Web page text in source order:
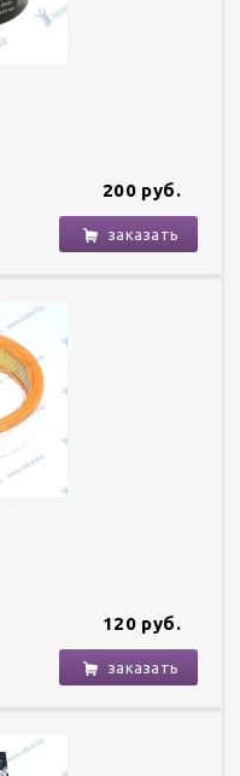
200 руб.
заказать
120 руб.
заказать